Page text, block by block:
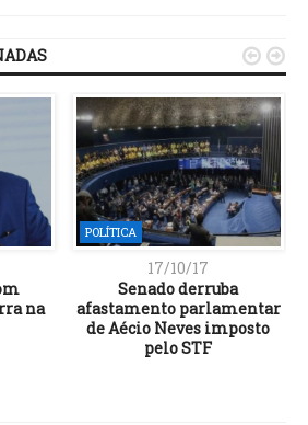
na
POLÍTICA
17/10/17
Senado derruba
afastamento parlamentar
de Aécio Neves imposto
pelo STF
 